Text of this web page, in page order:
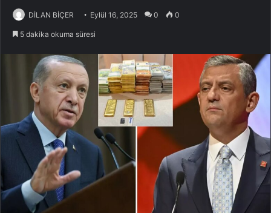
DİLAN BİÇER Eylül 16, 2025 0 0
5 dakika okuma süresi